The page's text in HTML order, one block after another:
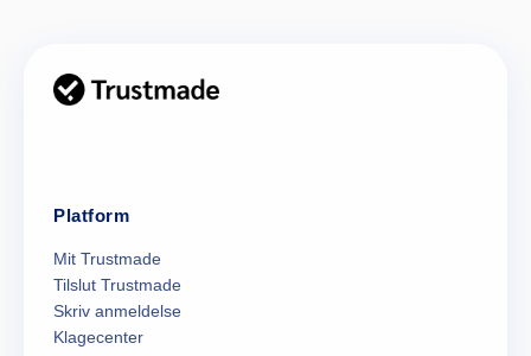
Platform
Mit Trustmade
Tilslut Trustmade
Skriv anmeldelse
Klagecenter